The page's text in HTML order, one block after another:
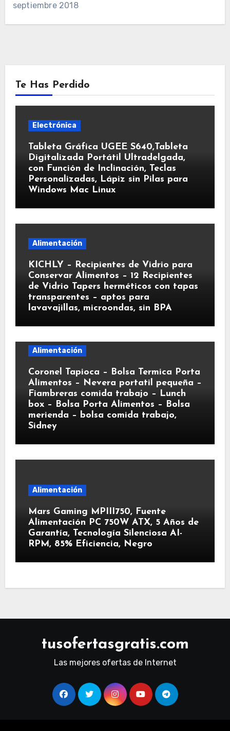
septiembre 2018
Te Has Perdido
Electrónica
Tableta Gráfica UGEE S640,Tableta
Digitalizada Portátil Ultradelgada,
con Función de Inclinación, Teclas
Personalizadas, Lápiz sin Pilas para
Windows Mac Linux
Alimentación
KICHLY – Recipientes de Vidrio para
Conservar Alimentos – 12 Recipientes
de Vidrio Tapers herméticos con tapas
transparentes – aptos para
lavavajillas, microondas, sin BPA
Alimentación
Coronel Tapioca – Bolsa Termica Porta
Alimentos – Nevera portatil pequeña –
Fiambreras comida trabajo – Lunch
box – Bolsa Porta Alimentos – Bolsa
merienda – bolsa comida trabajo,
Sidney
Alimentación
Mars Gaming MPIII750, Fuente
Alimentación PC 750W ATX, 5 Años de
Garantía, Tecnología Silenciosa AI-
RPM, 85% Eficiencia, Negro
tusofertasgratis.com
Las mejores ofertas de Internet